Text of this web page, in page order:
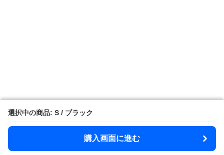
選択中の商品: S / ブラック
購入画面に進む
選択中の商品: S / ブラック
購入画面に進む